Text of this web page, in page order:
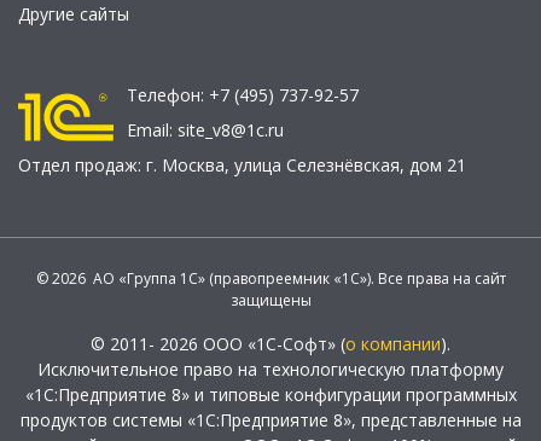
Другие сайты
Телефон: +7 (495) 737-92-57
Email: site_v8@1c.ru
Отдел продаж: г. Москва, улица Селезнёвская, дом 21
© 2026 АО «Группа 1С» (правопреемник «1С»). Все права на сайт
защищены
© 2011- 2026 ООО «1С-Софт» (о компании).
Исключительное право на технологическую платформу
«1С:Предприятие 8» и типовые конфигурации программных
продуктов системы «1С:Предприятие 8», представленные на